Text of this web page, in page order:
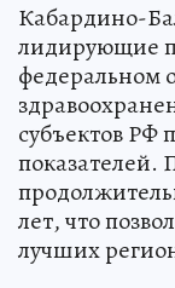
Кабардино-
лидирующие
федеральном
субъектов РФ
показателей.
лет, что
лучших